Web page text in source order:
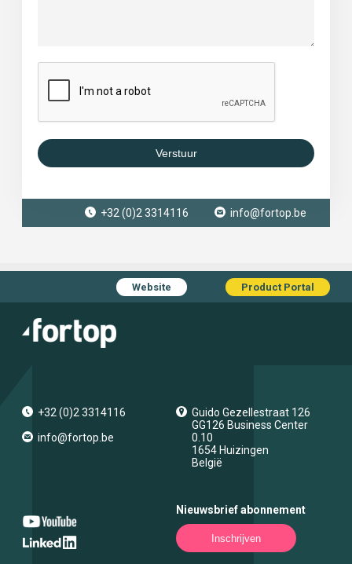
Verstuur
+32 (0)2 3314116 info@fortop.be
Website Product Portal
+32 (0)2 3314116
info@fortop.be
Guido Gezellestraat 126
GG126 Business Center
0.10
1654 Huizingen
België
Nieuwsbrief abonnement
Inschrijven